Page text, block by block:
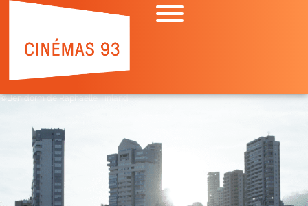
©Benidorm de Raphaëlle Tinland